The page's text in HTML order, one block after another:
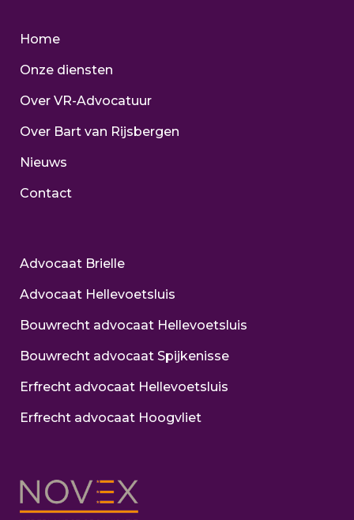
Home
Onze diensten
Over VR-Advocatuur
Over Bart van Rijsbergen
Nieuws
Contact
Advocaat Brielle
Advocaat Hellevoetsluis
Bouwrecht advocaat Hellevoetsluis
Bouwrecht advocaat Spijkenisse
Erfrecht advocaat Hellevoetsluis
Erfrecht advocaat Hoogvliet